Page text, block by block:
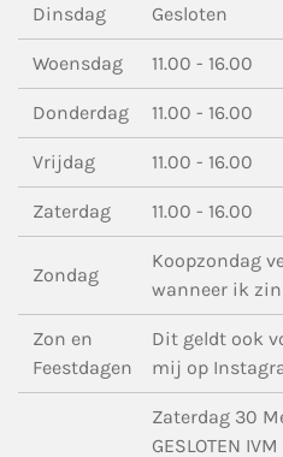
Dinsdag Gesloten
Woensdag 11.00 - 16.00
Donderdag 11.00 - 16.00
Vrijdag 11.00 - 16.00
Zaterdag 11.00 - 16.00
Zondag
Koopzondag
wanneer ik
Zon en
Feestdagen
Dit geldt ook
mij op
Zaterdag 30
GESLOTEN IVM